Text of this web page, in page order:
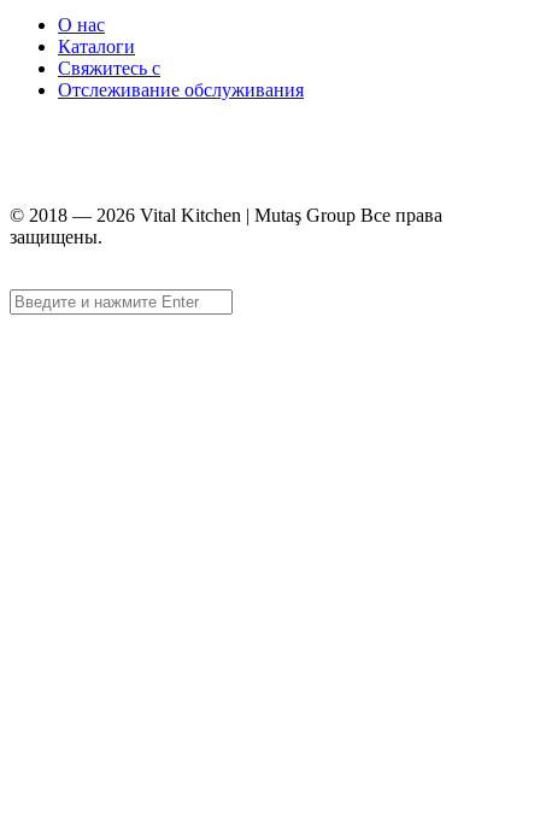
О нас
Каталоги
Свяжитесь с
Отслеживание обслуживания
© 2018 — 2026 Vital Kitchen | Mutaş Group Все права
защищены.